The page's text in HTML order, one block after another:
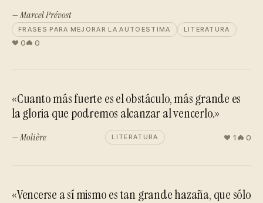
— Marcel Prévost
FRASES PARA MEJORAR LA AUTOESTIMA LITERATURA
0 0
«Cuanto más fuerte es el obstáculo, más grande es
la gloria que podremos alcanzar al vencerlo.»
— Molière LITERATURA 1 0
«Vencerse a sí mismo es tan grande hazaña, que sólo